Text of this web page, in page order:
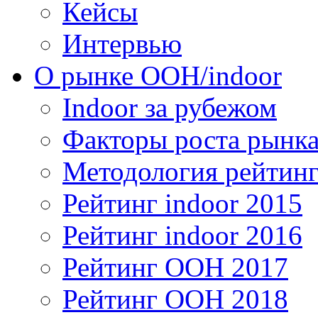
Кейсы
Интервью
О рынке OOH/indoor
Indoor за рубежом
Факторы роста
Методология
Рейтинг indoor 2015
Рейтинг indoor 2016
Рейтинг OOH 2017
Рейтинг OOH 2018